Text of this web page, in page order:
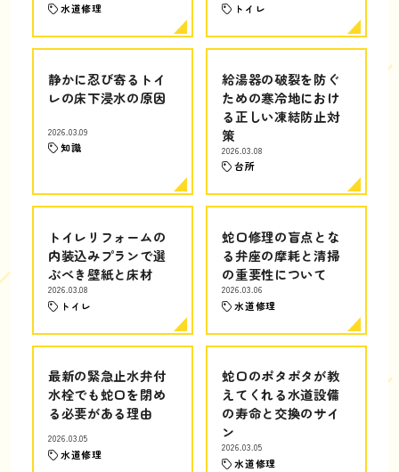
水道修理 トイレ
静かに忍び寄るトイ
レの床下浸水の原因
2026.03.09
知識
給湯器の破裂を防ぐ
ための寒冷地におけ
る正しい凍結防止対
策
2026.03.08
台所
トイレリフォームの
内装込みプランで選
ぶべき壁紙と床材
2026.03.08
トイレ
蛇口修理の盲点とな
る弁座の摩耗と清掃
の重要性について
2026.03.06
水道修理
最新の緊急止水弁付
水栓でも蛇口を閉め
る必要がある理由
2026.03.05
水道修理
蛇口のポタポタが教
えてくれる水道設備
の寿命と交換のサイ
ン
2026.03.05
水道修理